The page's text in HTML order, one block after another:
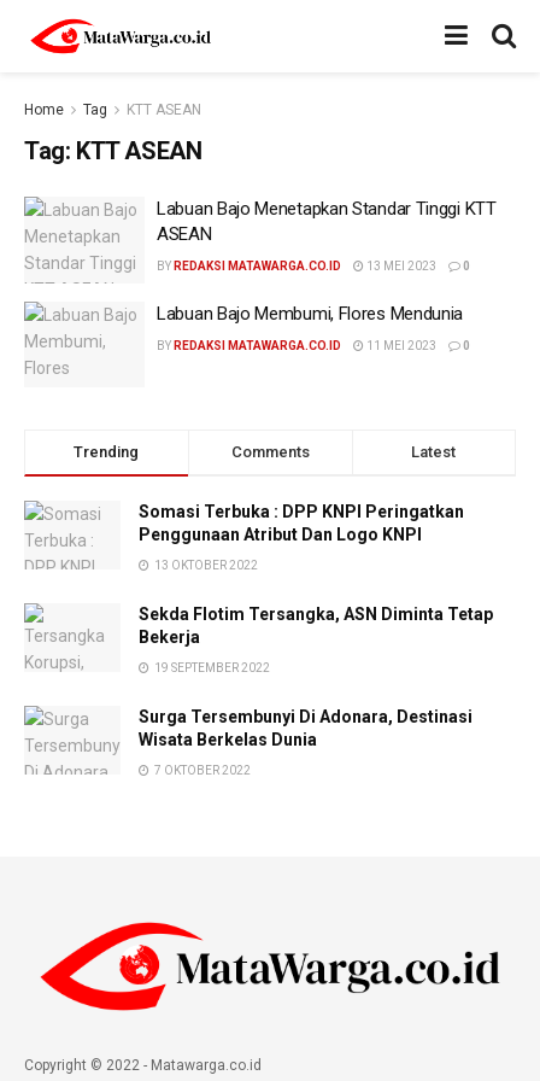
Home Tag KTT ASEAN
Tag: KTT ASEAN
Labuan Bajo Menetapkan Standar Tinggi KTT
ASEAN
BY REDAKSI MATAWARGA.CO.ID 13 MEI 2023 0
Labuan Bajo Membumi, Flores Mendunia
BY REDAKSI MATAWARGA.CO.ID 11 MEI 2023 0
Trending Comments Latest
Somasi Terbuka : DPP KNPI Peringatkan
Penggunaan Atribut Dan Logo KNPI
13 OKTOBER 2022
Sekda Flotim Tersangka, ASN Diminta Tetap
Bekerja
19 SEPTEMBER 2022
Surga Tersembunyi Di Adonara, Destinasi
Wisata Berkelas Dunia
7 OKTOBER 2022
Copyright © 2022 - Matawarga.co.id